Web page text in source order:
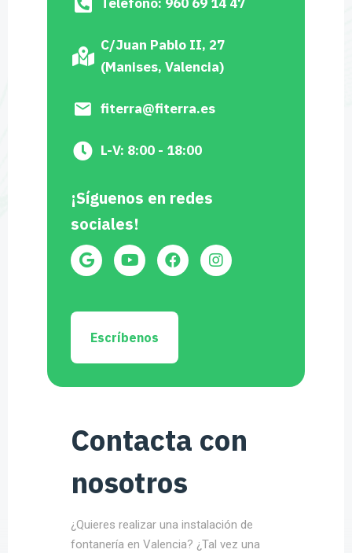
C/Juan Pablo II, 27
(Manises, Valencia)
fiterra@fiterra.es
L-V: 8:00 - 18:00
¡Síguenos en redes
sociales!
Escríbenos
Contacta con
nosotros
¿Quieres realizar una instalación de
fontanería en Valencia? ¿Tal vez una